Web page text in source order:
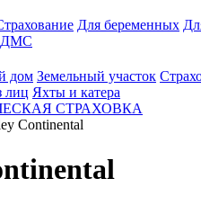
Для беременных
ДМС
дом Земельный участок
лиц Яхты и катера
СТРАХОВКА
Continental